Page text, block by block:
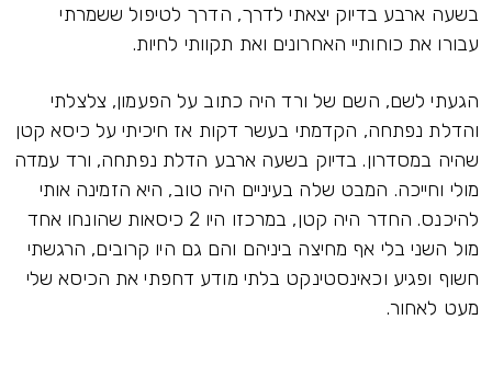
בשעה ארבע בדיוק יצאתי לדרך, הדרך לטיפול ששמרתי
עבורו את כוחותיי האחרונים ואת תקוותי לחיות.
הגעתי לשם, השם של ורד היה כתוב על הפעמון, צלצלתי
והדלת נפתחה, הקדמתי בעשר דקות אז חיכיתי על כיסא קטן
שהיה במסדרון. בדיוק בשעה ארבע הדלת נפתחה, ורד עמדה
מולי וחייכה. המבט שלה בעיניים היה טוב, היא הזמינה אותי
להיכנס. החדר היה קטן, במרכזו היו 2 כיסאות שהונחו אחד
מול השני בלי אף מחיצה ביניהם והם גם היו קרובים, הרגשתי
חשוף ופגיע וכאינסטינקט בלתי מודע דחפתי את הכיסא שלי
מעט לאחור.